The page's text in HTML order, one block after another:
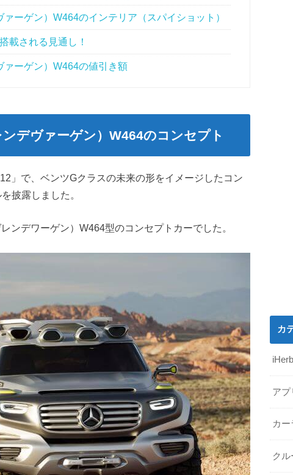
ーゲン）W464のインテリア（スパイショット）
載される見通し！
ァーゲン）W464の値引き額
デヴァーゲン）W464のコンセプト
」で、ベンツGクラスの未来の形をイメージしたコン
披露しました。
ンデワーゲン）W464型のコンセプトカーでした。
カ
アプ
カー
ク